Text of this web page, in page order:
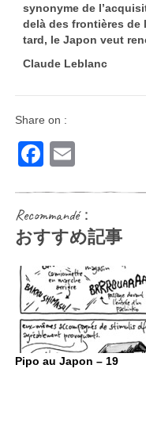
synonyme de
delà des frontières de
tard, le Japon veut
Claude Leblanc
Share on :
Facebook
Recommandé：
おすすめ記事
Pipo au Japon – 19